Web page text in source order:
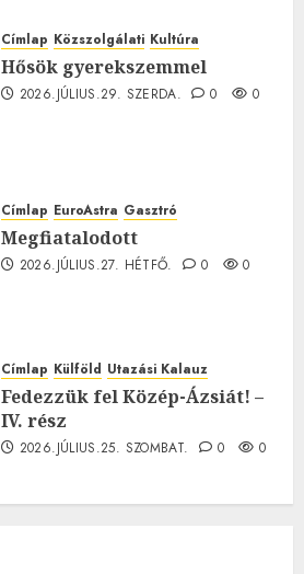
Címlap Közszolgálati Kultúra
Hősök gyerekszemmel
2026.JÚLIUS.29. SZERDA. 0 0
Címlap EuroAstra Gasztró
Megfiatalodott
2026.JÚLIUS.27. HÉTFŐ. 0 0
Címlap Külföld Utazási Kalauz
Fedezzük fel Közép-Ázsiát! –
IV. rész
2026.JÚLIUS.25. SZOMBAT. 0 0